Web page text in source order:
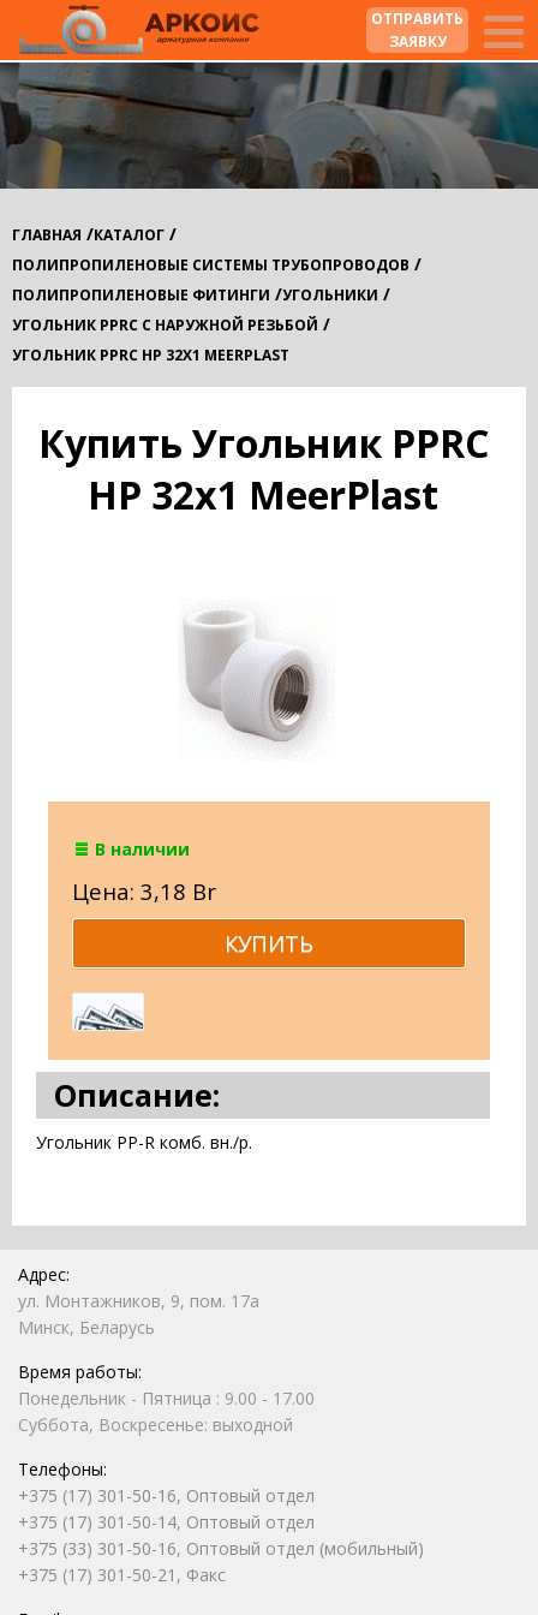
ОТПРАВИТЬ
ЗАЯВКУ
ГЛАВНАЯ /КАТАЛОГ /
ПОЛИПРОПИЛЕНОВЫЕ СИСТЕМЫ ТРУБОПРОВОДОВ /
ПОЛИПРОПИЛЕНОВЫЕ ФИТИНГИ /УГОЛЬНИКИ /
УГОЛЬНИК PPRC С НАРУЖНОЙ РЕЗЬБОЙ /
УГОЛЬНИК PPRC НР 32Х1 MEERPLAST
Купить Угольник PPRC
НР 32х1 MeerPlast
В наличии
Цена: 3,18 Br
Описание:
Угольник PP-R комб. вн./р.
Адрес:
ул. Монтажников, 9, пом. 17а
Минск, Беларусь
Время работы:
Понедельник - Пятница : 9.00 - 17.00
Суббота, Воскресенье: выходной
Телефоны:
+375 (17) 301-50-16, Оптовый отдел
+375 (17) 301-50-14, Оптовый отдел
+375 (33) 301-50-16, Оптовый отдел (мобильный)
+375 (17) 301-50-21, Факс